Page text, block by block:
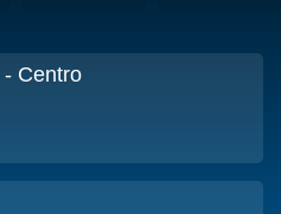
- Centro